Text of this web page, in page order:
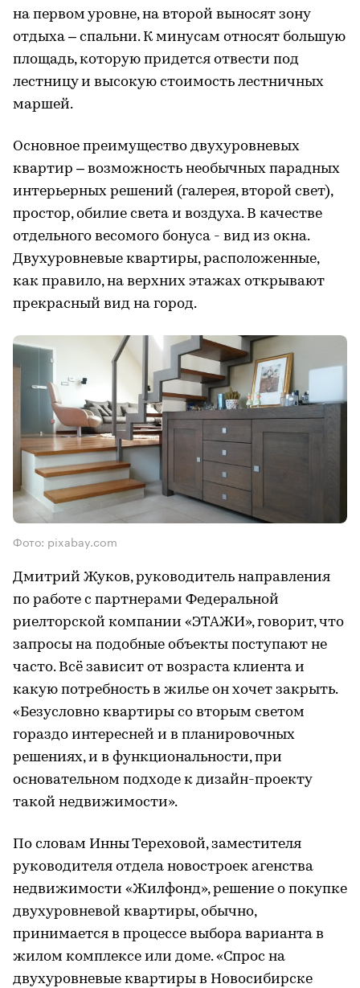
на первом уровне, на второй выносят зону
отдыха – спальни. К минусам относят большую
площадь, которую придется отвести под
лестницу и высокую стоимость лестничных
маршей.
Основное преимущество двухуровневых
квартир – возможность необычных парадных
интерьерных решений (галерея, второй свет),
простор, обилие света и воздуха. В качестве
отдельного весомого бонуса - вид из окна.
Двухуровневые квартиры, расположенные,
как правило, на верхних этажах открывают
прекрасный вид на город.
Фото: pixabay.com
Дмитрий Жуков, руководитель направления
по работе с партнерами Федеральной
риелторской компании «ЭТАЖИ», говорит, что
запросы на подобные объекты поступают не
часто. Всё зависит от возраста клиента и
какую потребность в жилье он хочет закрыть.
«Безусловно квартиры со вторым светом
гораздо интересней и в планировочных
решениях, и в функциональности, при
основательном подходе к дизайн-проекту
такой недвижимости».
По словам Инны Тереховой, заместителя
руководителя отдела новостроек агенства
недвижимости «Жилфонд», решение о покупке
двухуровневой квартиры, обычно,
принимается в процессе выбора варианта в
жилом комплексе или доме. «Спрос на
двухуровневые квартиры в Новосибирске